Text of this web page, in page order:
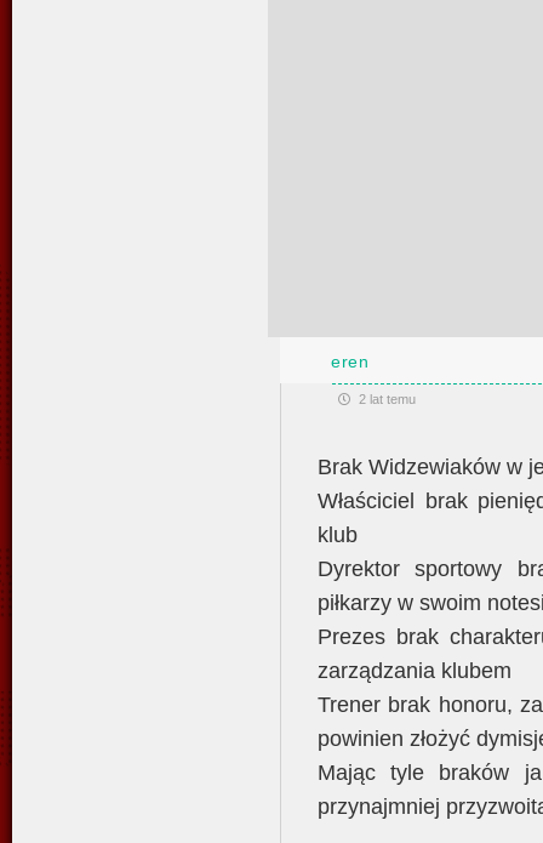
eren
2 lat temu
Brak Widzewiaków w
Właściciel brak
klub
Dyrektor sportowy
piłkarzy w swoim
Prezes brak
zarządzania klubem
Trener brak honoru,
powinien złożyć
Mając tyle braków
przynajmniej